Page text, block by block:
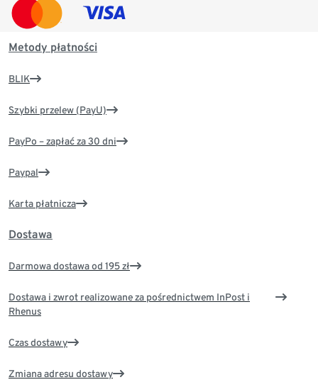
Metody płatności
BLIK
Szybki przelew (PayU)
PayPo – zapłać za 30 dni
Paypal
Karta płatnicza
Dostawa
Darmowa dostawa od 195 zł
Dostawa i zwrot realizowane za pośrednictwem InPost i
Rhenus
Czas dostawy
Zmiana adresu dostawy